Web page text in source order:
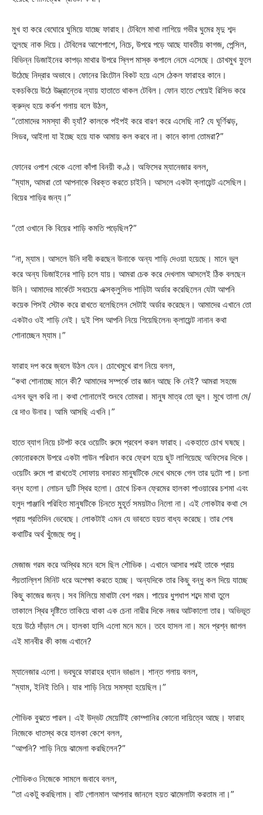
মুখ হা করে বেঘোরে ঘুমিয়ে যাচ্ছে ফারাহ। টেবিলে মাথা লাগিয়ে গভীর ঘুমের মৃদু শব্দ
তুলছে নাক দিয়ে। টেবিলের আশেপাশে, নিচে, উপরে পড়ে আছে যাবতীয় কাগজ, পেন্সিল,
বিভিন্ন ডিজাইনের কাপড়৷ মাথার উপরে স্লিপ মাস্ক কপালে নেমে এসেছে। চোখমুখ ফুলে
উঠেছে নিদ্রার অভাবে। ফোনের রিংটোন বিকট হয়ে এসে ঠেকল ফারাহর কানে।
হকচকিয়ে উঠে উদ্ভ্রান্তের ন্যায় হাতাতে থাকল টেবিল। ফোন হাতে পেয়েই রিসিভ করে
ক্রুদ্ধ হয়ে কর্কশ গলায় বলে উঠল,
“তোমাদের সমস্যা কী হ্যাঁ? কালকে পইপই করে বারণ করে এসেছি না? যে ঘূর্ণিঝড়,
সিডর, আইলা যা ইচ্ছে হয়ে যাক আমায় কল করবে না। কানে কালা তোমরা?”
ফোনের ওপাশ থেকে এলো কাঁপা বিনয়ী কণ্ঠ। অফিসের ম্যানেজার বলল,
“ম্যাম, আমরা তো আপনাকে বিরক্ত করতে চাইনি। আসলে একটা ক্লায়েন্ট এসেছিল।
বিয়ের শাড়ির জন্য।”
“তো ওখানে কি বিয়ের শাড়ি কমতি পড়েছিল?”
“না, ম্যাম। আসলে উনি দাবী করছেন উনাকে অন্য শাড়ি দেওয়া হয়েছে। মানে ভুল
করে অন্য ডিজাইনের শাড়ি চলে যায়। আমরা চেক করে দেখলাম আসলেই ঠিক বলছেন
উনি। আমাদের মার্কেটে সবচেয়ে এক্সক্লুসিভ শাড়িটা অর্ডার করেছিলেন যেটা আপনি
কয়েক পিসই স্টোক করে রাখতে বলেছিলেন সেটাই অর্ডার করেছেন। আমাদের এখানে তো
একটাও ওই শাড়ি নেই। দুই পিস আপনি নিয়ে গিয়েছিলেন৷ ক্লায়েন্ট নানান কথা
শোনাচ্ছেন ম্যাম।”
ফারাহ দপ করে জ্বলে উঠল যেন। চোখেমুখে রাগ নিয়ে বলল,
“কথা শোনাচ্ছে মানে কী? আমাদের সম্পর্কে তার জ্ঞান আছে কি নেই? আমরা সহজে
এসব ভুল করি না। কথা শোনালেই শুনবে তোমরা। মানুষ মাত্র তো ভুল। মুখে তালা মে/
রে দাও উনার। আমি আসছি এখনি।”
হাতে ব্যাগ নিয়ে চটপট করে ওয়েটিং রুমে প্রবেশ করল ফারাহ। একহাতে চোখ ঘষছে।
কোনোরকমে উপরে একটা গাউন পরিধান করে ফ্রেশ হয়ে ছুট লাগিয়েছে অফিসের দিকে।
ওয়েটিং রুমে পা রাখতেই সোফায় বসারত মানুষটিকে দেখে থমকে গেল তার দুটো পা। চলা
বন্ধ হলো। লোচন দুটি স্থির হলো। চোখে চিকন ফ্রেমের হালকা পাওয়ারের চশমা এবং
হলুদ পাঞ্জাবি পরিহিত মানুষটিকে চিনতে মুহূর্ত সময়টাও নিলো না। এই লোকটার কথা সে
প্রায় প্রতিদিন ভেবেছে। লোকটাই এমন যে ভাবতে হয়ত বাধ্য করেছে। তার শেষ
কথাটির অর্থ খুঁজেছে শুধু।
মেজাজ গরম করে অস্থির মনে বসে ছিল শৌভিক। এখানে আসার পরই তাকে প্রায়
পঁয়তাল্লিশ মিনিট ধরে অপেক্ষা করতে হচ্ছে। অন্যদিকে তার কিছু বন্ধু কল দিয়ে যাচ্ছে
কিছু কাজের জন্য। সব মিলিয়ে মাথাটা বেশ গরম। পায়ের ধুপধাপ শব্দে মাথা তুলে
তাকালে স্থির দৃষ্টিতে তাকিয়ে থাকা এক চেনা নারীর দিকে নজর আটকালো তার। অভিভূত
হয়ে উঠে দাঁড়াল সে। হালকা হাসি এলো মনে মনে। তবে হাসল না। মনে প্রশ্ন জাগল
এই মানবীর কী কাজ এখানে?
ম্যানেজার এলো। ভবঘুরে ফারাহর ধ্যান ভাঙাল। শান্ত গলায় বলল,
“ম্যাম, ইনিই তিনি। যার শাড়ি নিয়ে সমস্যা হয়েছিল।”
শৌভিক বুঝতে পারল। এই উদ্ভট মেয়েটিই কোম্পানির কোনো দায়িত্বে আছে। ফারাহ
নিজেকে ধাতস্থ করে হালকা কেশে বলল,
“আপনি? শাড়ি নিয়ে ঝামেলা করছিলেন?”
শৌভিকও নিজেকে সামলে জবাবে বলল,
“তা একটু করছিলাম। বাট গোলমাল আপনার জানলে হয়ত ঝামেলাটা করতাম না।”